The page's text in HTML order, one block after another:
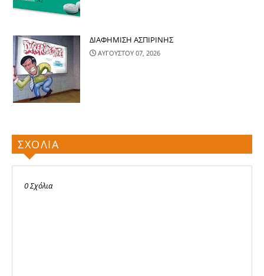
ΔΙΑΦΗΜΙΣΗ ΑΣΠΙΡΙΝΗΣ
ΑΥΓΟΥΣΤΟΥ 07, 2026
ΣΧΟΛΙΑ
0 Σχόλια